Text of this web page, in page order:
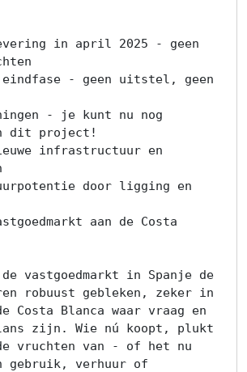
in april 2025 - geen
- geen uitstel, geen
- je kunt nu nog
dit project!
infrastructuur en
door ligging en
aan de Costa
vastgoedmarkt in Spanje de
robuust gebleken, zeker in
Costa Blanca waar vraag en
zijn. Wie nú koopt, plukt
vruchten van - of het nu
gebruik, verhuur of